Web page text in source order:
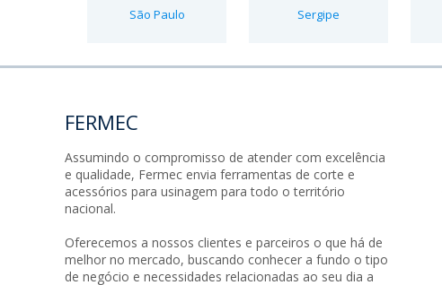
São Paulo Sergipe
FERMEC
Assumindo o compromisso de atender com excelência
e qualidade, Fermec envia ferramentas de corte e
acessórios para usinagem para todo o território
nacional.
Oferecemos a nossos clientes e parceiros o que há de
melhor no mercado, buscando conhecer a fundo o tipo
de negócio e necessidades relacionadas ao seu dia a